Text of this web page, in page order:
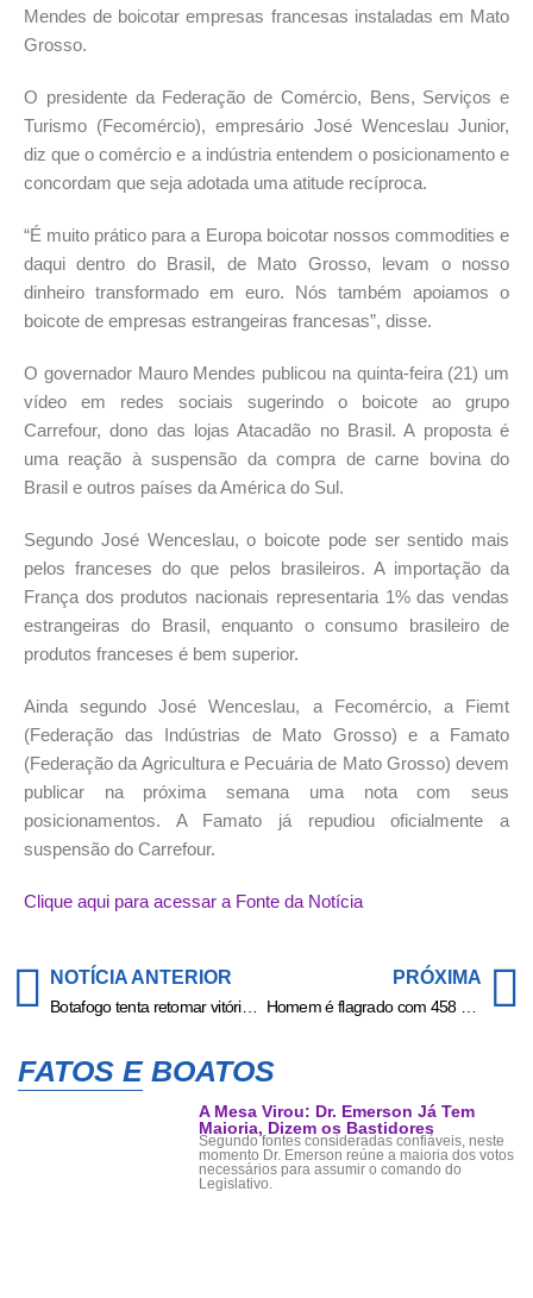
Mendes de boicotar empresas francesas instaladas em Mato
Grosso.
O presidente da Federação de Comércio, Bens, Serviços e
Turismo (Fecomércio), empresário José Wenceslau Junior,
diz que o comércio e a indústria entendem o posicionamento e
concordam que seja adotada uma atitude recíproca.
“É muito prático para a Europa boicotar nossos commodities e
daqui dentro do Brasil, de Mato Grosso, levam o nosso
dinheiro transformado em euro. Nós também apoiamos o
boicote de empresas estrangeiras francesas”, disse.
O governador Mauro Mendes publicou na quinta-feira (21) um
vídeo em redes sociais sugerindo o boicote ao grupo
Carrefour, dono das lojas Atacadão no Brasil. A proposta é
uma reação à suspensão da compra de carne bovina do
Brasil e outros países da América do Sul.
Segundo José Wenceslau, o boicote pode ser sentido mais
pelos franceses do que pelos brasileiros. A importação da
França dos produtos nacionais representaria 1% das vendas
estrangeiras do Brasil, enquanto o consumo brasileiro de
produtos franceses é bem superior.
Ainda segundo José Wenceslau, a Fecomércio, a Fiemt
(Federação das Indústrias de Mato Grosso) e a Famato
(Federação da Agricultura e Pecuária de Mato Grosso) devem
publicar na próxima semana uma nota com seus
posicionamentos. A Famato já repudiou oficialmente a
suspensão do Carrefour.
Clique aqui para acessar a Fonte da Notícia
NOTÍCIA ANTERIOR
Botafogo tenta retomar vitórias para manter liderança do Brasileiro
PRÓXIMA
Homem é flagrado com 458 perucas e 107 quilos de cabelo humano em MS
FATOS E BOATOS
A Mesa Virou: Dr. Emerson Já Tem
Maioria, Dizem os Bastidores
Segundo fontes consideradas confiáveis, neste
momento Dr. Emerson reúne a maioria dos votos
necessários para assumir o comando do
Legislativo.